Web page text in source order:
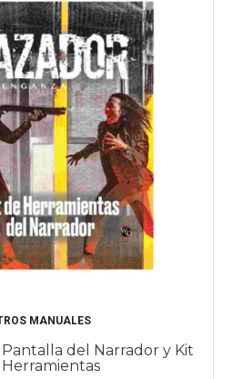
MANUALES
Pantalla del Narrador y Kit